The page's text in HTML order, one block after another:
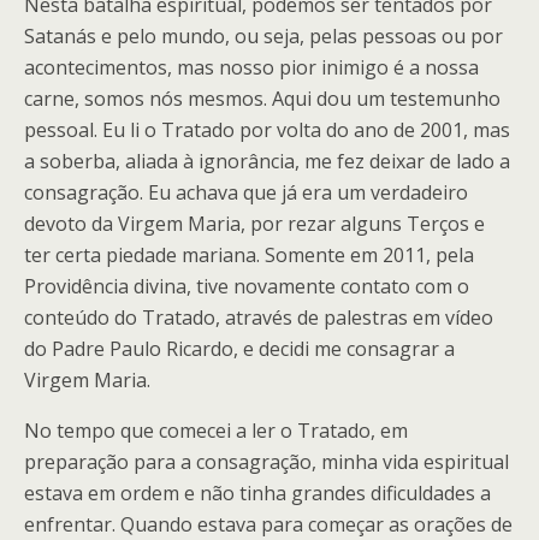
Satanás e pelo mundo, ou seja, pelas pessoas ou por
acontecimentos, mas nosso pior inimigo é a nossa
carne, somos nós mesmos. Aqui dou um testemunho
pessoal. Eu li o Tratado por volta do ano de 2001, mas
a soberba, aliada à ignorância, me fez deixar de lado a
consagração. Eu achava que já era um verdadeiro
devoto da Virgem Maria, por rezar alguns Terços e
ter certa piedade mariana. Somente em 2011, pela
Providência divina, tive novamente contato com o
conteúdo do Tratado, através de palestras em vídeo
do Padre Paulo Ricardo, e decidi me consagrar a
Virgem Maria.
No tempo que comecei a ler o Tratado, em
preparação para a consagração, minha vida espiritual
estava em ordem e não tinha grandes dificuldades a
enfrentar. Quando estava para começar as orações de